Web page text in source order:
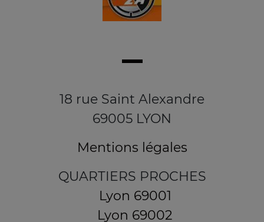
18 rue Saint Alexandre
69005 LYON
Mentions légales
QUARTIERS PROCHES
Lyon 69001
Lyon 69002